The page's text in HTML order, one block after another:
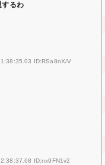
するわ
ID:RSa8nX/V
ID:nx9FN1v2